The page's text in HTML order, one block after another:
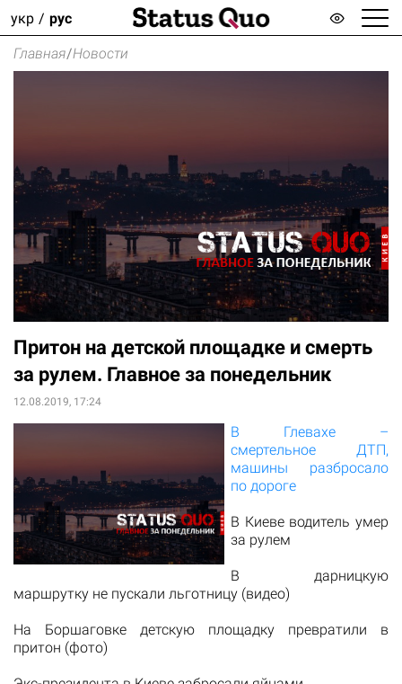
укр рус
Главная/Новости
Притон на детской площадке и смерть
за рулем. Главное за понедельник
12.08.2019, 17:24
В Глевахе –
смертельное ДТП,
машины разбросало
по дороге
В Киеве водитель умер
за рулем
В дарницкую
маршрутку не пускали льготницу (видео)
На Боршаговке детскую площадку превратили в
притон (фото)